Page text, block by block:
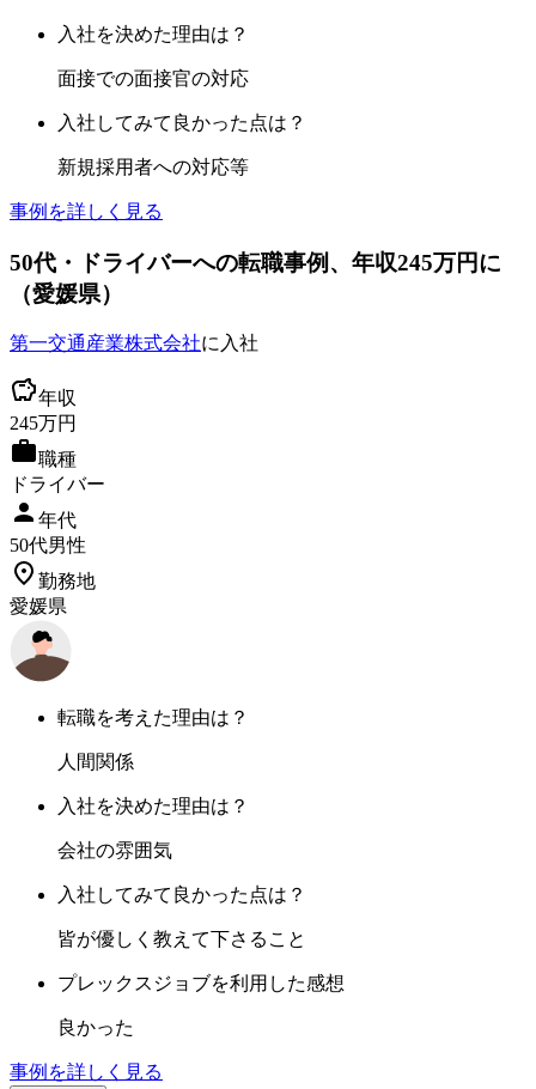
入社を決めた理由は？
面接での面接官の対応
入社してみて良かった点は？
新規採用者への対応等
事例を詳しく見る
50代 ・ドライバーへの転職事例 、年収245万円に
（愛媛県）
第一交通産業株式会社に入社
年収
245万円
職種
ドライバー
年代
50代男性
勤務地
愛媛県
転職を考えた理由は？
人間関係
入社を決めた理由は？
会社の雰囲気
入社してみて良かった点は？
皆が優しく教えて下さること
プレックスジョブを利用した感想
良かった
事例を詳しく見る